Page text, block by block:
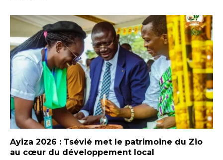
Ayiza 2026 : Tsévié met le patrimoine du Zio
au cœur du développement local